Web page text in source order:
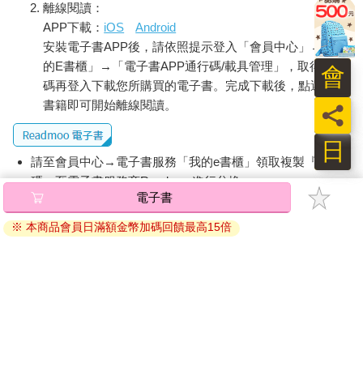
「這會成為證據，你們無所謂嗎？」
「無所謂，我在超商買了巧克力是事實。」
艾莉娜想讓我動搖，但我不會上當。我們必須謹慎使用卡片才
「那麼，我方要傳喚證人。」艾莉娜再次秀出卡片。
她的連續攻擊令人無法喘息……
離線閱讀：
APP下載： iOS
Android
安裝電子書APP後，請依照提示登入「會員中心」→「我
的E書櫃」→「電子書APP通行碼/載具管理」，取得通行
碼再登入下載您所購買的電子書。完成下載後，點選任一
書籍即可開始離線閱讀。
請至會員中心→電子書服務「我的e書櫃」領取複製『兌換
碼』至電子書服務商Readmoo進行兌換。
退換貨須知：
因版權保護，您在金石堂所購買的電子書僅能以金石堂專屬
電子書
※ 本商品會員日滿額金幣加碼回饋最高15倍
日
員
會